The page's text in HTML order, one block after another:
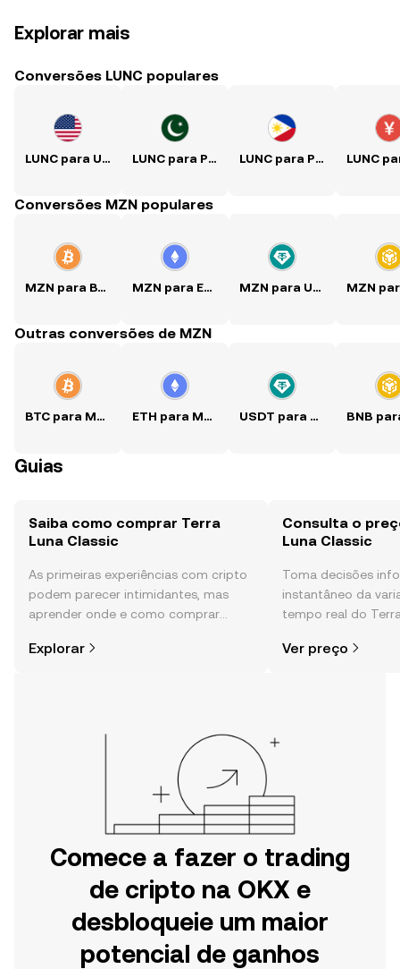
Explorar mais
Conversões LUNC populares
LUNC para USD LUNC para PKR LUNC para PHP
Conversões MZN populares
MZN para BTC MZN para ETH MZN para USDT
Outras conversões de MZN
BTC para MZN ETH para MZN USDT para MZN
Guias
Saiba como comprar Terra
Luna Classic
As primeiras experiências com cripto
podem parecer intimidantes, mas
aprender onde e como comprar
Começa a tua viagem na aplicação
Explorar
Consulta o
Luna Classic
Toma decisões
instantâneo da
tempo real do
e muito mais.
Ver preço
Comece a fazer o trading
de cripto na OKX e
desbloqueie um maior
potencial de ganhos